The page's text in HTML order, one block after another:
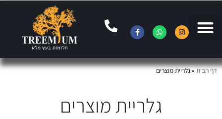
דף הבית»גלריית מוצרים
גלריית מוצרים